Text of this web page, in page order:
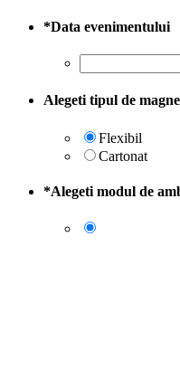
*Data evenimentului
Alegeti tipul de
Flexibil
Cartonat
*Alegeti modul de